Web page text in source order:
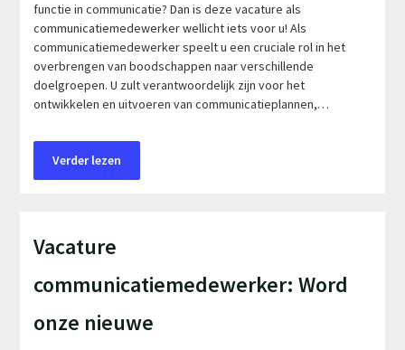
functie in communicatie? Dan is deze vacature als
communicatiemedewerker wellicht iets voor u! Als
communicatiemedewerker speelt u een cruciale rol in het
overbrengen van boodschappen naar verschillende
doelgroepen. U zult verantwoordelijk zijn voor het
ontwikkelen en uitvoeren van communicatieplannen,…
Verder lezen
Vacature
communicatiemedewerker: Word
onze nieuwe